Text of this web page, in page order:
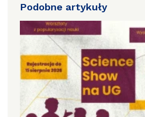
Podobne artykuły